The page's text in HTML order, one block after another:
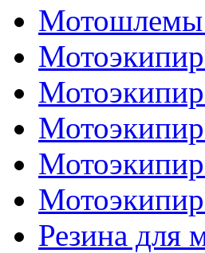
Мотошлемы
Резина для